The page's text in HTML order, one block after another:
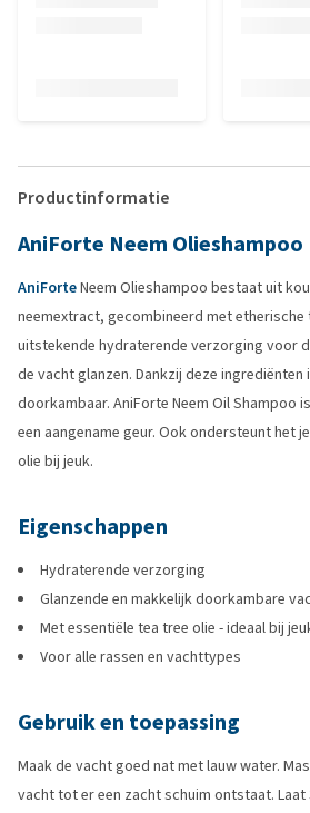
Productinformatie
AniForte Neem Olieshampoo
AniForteNeem Olieshampoo bestaat uit
neemextract, gecombineerd met etherische
uitstekende hydraterende verzorging voor
de vacht glanzen. Dankzij deze
doorkambaar. AniForte Neem Oil Shampoo
een aangename geur. Ook ondersteunt het
olie bij jeuk.
Eigenschappen
Hydraterende verzorging
Glanzende en makkelijk doorkambare
Met essentiële tea tree olie - ideaal bij
Voor alle rassen en vachttypes
Gebruik en toepassing
Maak de vacht goed nat met lauw water.
vacht tot er een zacht schuim ontstaat.